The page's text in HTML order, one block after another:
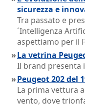
sicurezza e
Tra passato e
´Intelligenza
aspettiamo per il
»La vetrina
Il brand presenta
»Peugeot 202 del
La prima vettura
vento, dove